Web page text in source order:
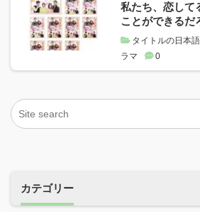
私たち、恋して
ことができるだ
タイトルの日本
ラマ
0
カテゴリー